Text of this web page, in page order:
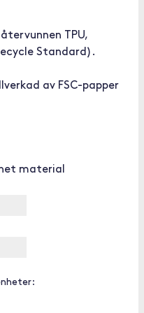
TPU,
Standard).
av FSC-papper
material